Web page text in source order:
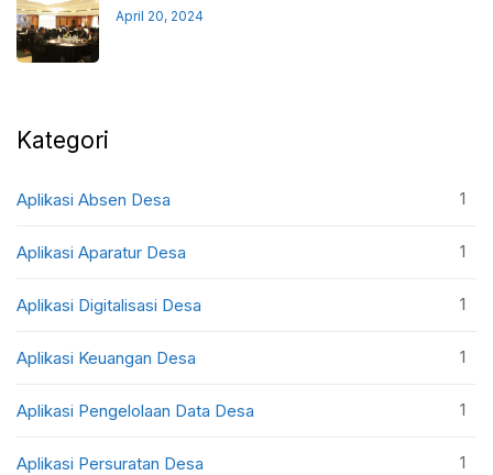
April 20, 2024
Kategori
Aplikasi Absen Desa 1
Aplikasi Aparatur Desa 1
Aplikasi Digitalisasi Desa 1
Aplikasi Keuangan Desa 1
Aplikasi Pengelolaan Data Desa 1
Aplikasi Persuratan Desa 1